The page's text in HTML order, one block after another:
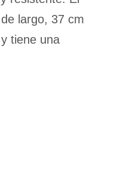
largo, 37 cm
tiene una